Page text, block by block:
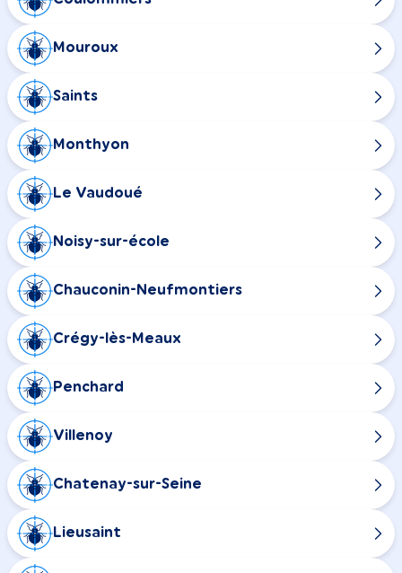
Mouroux
Saints
Monthyon
Le Vaudoué
Noisy-sur-école
Chauconin-Neufmontiers
Crégy-lès-Meaux
Penchard
Villenoy
Chatenay-sur-Seine
Lieusaint